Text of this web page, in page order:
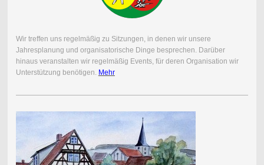
Wir treffen uns regelmäßig zu Sitzungen, in denen wir unsere
Jahresplanung und organisatorische Dinge besprechen. Darüber
hinaus veranstalten wir regelmäßig Events, für deren Organisation wir
Unterstützung benötigen. Mehr